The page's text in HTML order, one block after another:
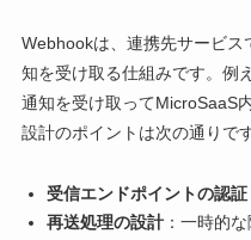
Webhookは、連携先サービス
知を受け取る仕組みです。例
通知を受け取ってMicroSaaS
設計のポイントは次の通りです
受信エンドポイントの認証
再送処理の設計：一時的